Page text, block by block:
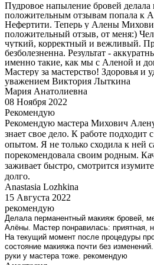
Пудровое напыление бровей
положительным отзывам попала к
Нефертити. Теперь у Алены
положительный отзыв, от меня:)
чуткий, корректный и вежливый.
безболезненна. Результат -
именно такие, как мы с Аленой и
Мастеру за мастерство! Здоровья и
уважением Виктория Лыткина
Мария Анатолиевна
08 Ноября 2022
Рекомендую
Рекомендую мастера Михович
знает свое дело. К работе
опытом. Я не только сходила к ней
порекомендовала своим родным.
заживает быстро, смотрится
долго.
Anastasia Lozhkina
15 Августа 2022
рекомендую
Делала перманентный макияж бровей,
Алёны. Мастер понравилась: приятная,
На текущий момент после процедуры
состояние макияжа почти без
руки у мастера тоже. рекомендую